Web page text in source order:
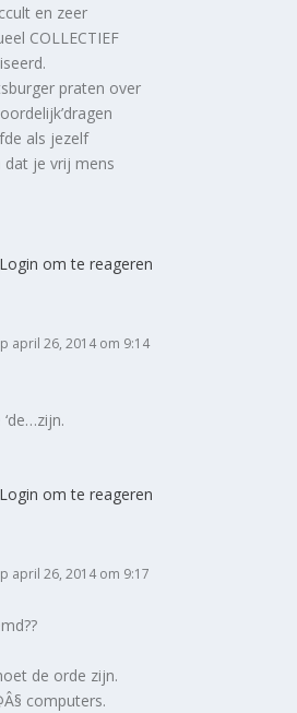
en zeer
COLLECTIEF
praten over
als jezelf
dat je vrij mens
Login om te reageren
april 26, 2014 om 9:14
Login om te reageren
april 26, 2014 om 9:17
de orde zijn.
computers.